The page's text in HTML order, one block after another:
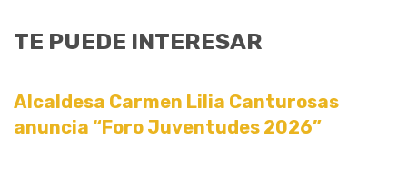
TE PUEDE INTERESAR
Alcaldesa Carmen Lilia Canturosas
anuncia “Foro Juventudes 2026”